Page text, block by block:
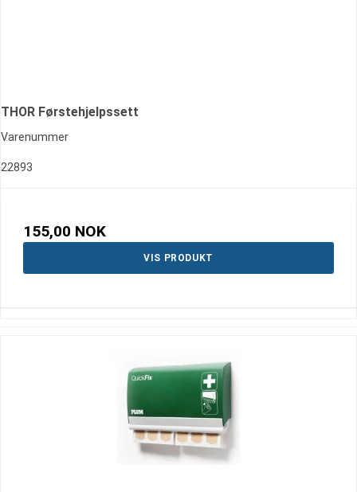
THOR Førstehjelpssett
Varenummer
22893
155,00 NOK
VIS PRODUKT